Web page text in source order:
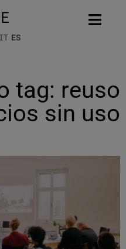
IT ES
tag: reuso
sin uso